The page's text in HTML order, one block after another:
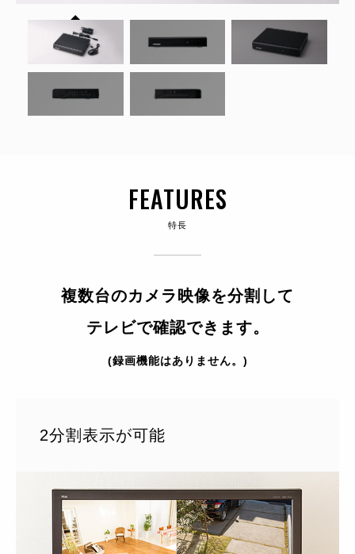
FEATURES
特長
複数台のカメラ映像を分割して
テレビで確認できます。
(録画機能はありません。)
2分割表示が可能